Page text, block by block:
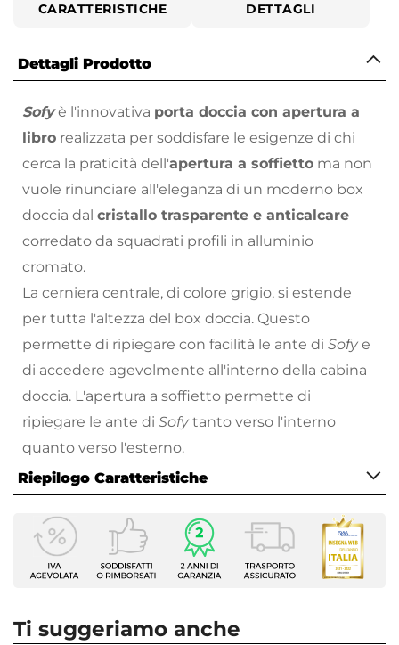
CARATTERISTICHE DETTAGLI
Dettagli Prodotto
Sofyè l'innovativa porta doccia con apertura a
libro realizzata per soddisfare le esigenze di chi
cerca la praticità dell'apertura a soffietto ma non
vuole rinunciare all'eleganza di un moderno box
doccia dal cristallo trasparente e anticalcare
corredato da squadrati profili in alluminio
cromato.
La cerniera centrale, di colore grigio, si estende
per tutta l'altezza del box doccia. Questo
permette di ripiegare con facilità le ante di Sofy e
di accedere agevolmente all'interno della cabina
doccia. L'apertura a soffietto permette di
ripiegare le ante di Sofy tanto verso l'interno
quanto verso l'esterno.
I profili di questa porta doccia, dall'aspetto
squadrato, sono realizzati in alluminio confinitura
cromata
cristallo trasparente , con finitura
anticalcare
per facilitarne la manutenzione e la
pulizia, è spesso5 mm. L'installazione,reversibile
piatto doccia.
Riepilogo Caratteristiche
Caratteristiche
Tipologia
Nicchia
Ti suggeriamo anche